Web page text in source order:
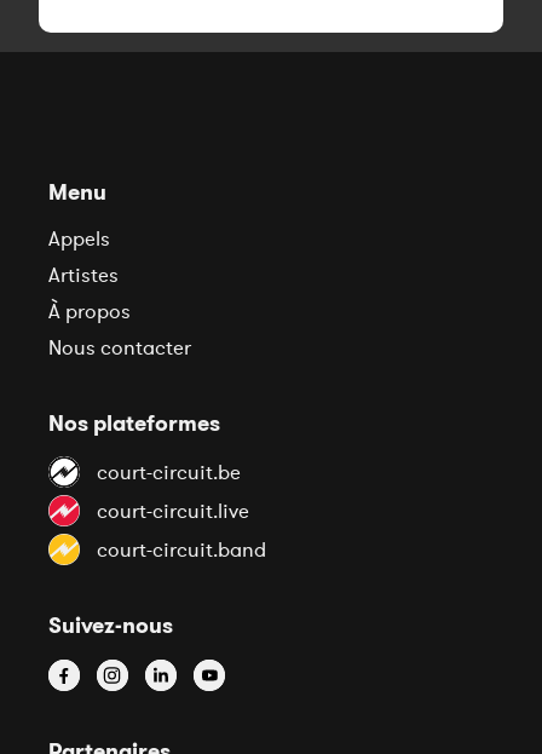
Menu
Appels
Artistes
À propos
Nous contacter
Nos plateformes
court-circuit.be
court-circuit.live
court-circuit.band
Suivez-nous